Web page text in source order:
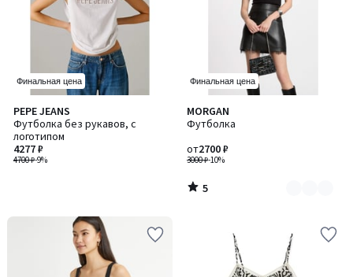
Финальная цена
PEPE JEANS
Футболка без рукавов, с
логотипом
4700 ₽-9%
4277 ₽
Финальная цена
MORGAN
Футболка
3000 ₽-10%
от2700 ₽
5
/
Количество
цветов:
5
/